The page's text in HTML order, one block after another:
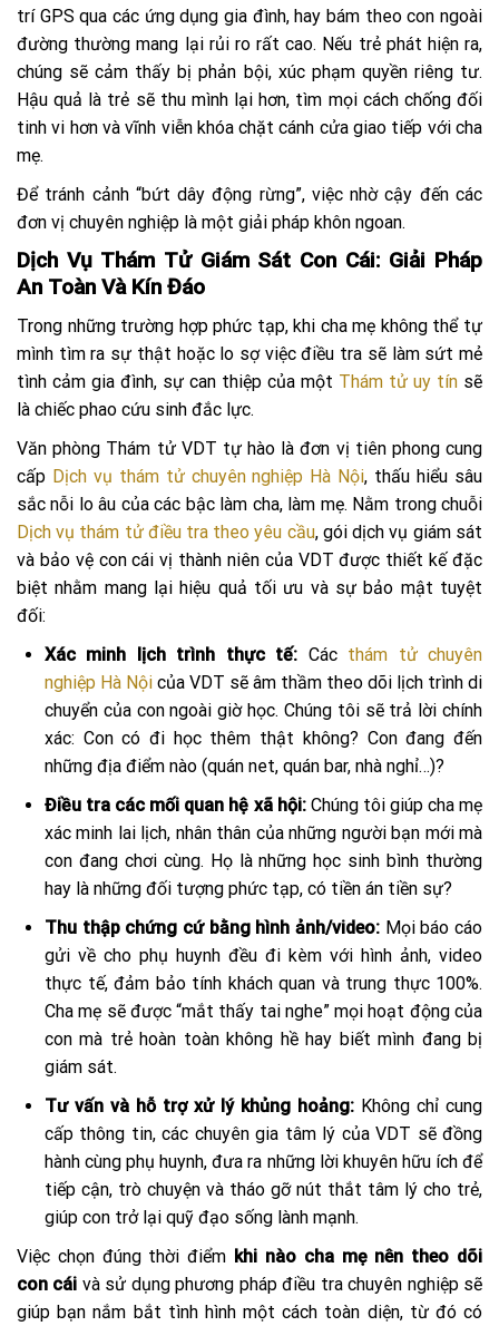
trí GPS qua các ứng dụng gia đình, hay bám theo con ngoài
đường thường mang lại rủi ro rất cao. Nếu trẻ phát hiện ra,
chúng sẽ cảm thấy bị phản bội, xúc phạm quyền riêng tư.
Hậu quả là trẻ sẽ thu mình lại hơn, tìm mọi cách chống đối
tinh vi hơn và vĩnh viễn khóa chặt cánh cửa giao tiếp với cha
mẹ.
Để tránh cảnh “bứt dây động rừng”, việc nhờ cậy đến các
đơn vị chuyên nghiệp là một giải pháp khôn ngoan.
Dịch Vụ Thám Tử Giám Sát Con Cái: Giải Pháp
An Toàn Và Kín Đáo
Trong những trường hợp phức tạp, khi cha mẹ không thể tự
mình tìm ra sự thật hoặc lo sợ việc điều tra sẽ làm sứt mẻ
tình cảm gia đình, sự can thiệp của một Thám tử uy tín sẽ
là chiếc phao cứu sinh đắc lực.
Văn phòng Thám tử VDT tự hào là đơn vị tiên phong cung
cấp Dịch vụ thám tử chuyên nghiệp Hà Nội, thấu hiểu sâu
sắc nỗi lo âu của các bậc làm cha, làm mẹ. Nằm trong chuỗi
Dịch vụ thám tử điều tra theo yêu cầu, gói dịch vụ giám sát
và bảo vệ con cái vị thành niên của VDT được thiết kế đặc
biệt nhằm mang lại hiệu quả tối ưu và sự bảo mật tuyệt
đối:
Xác minh lịch trình thực tế: Các thám tử chuyên
nghiệp Hà Nội của VDT sẽ âm thầm theo dõi lịch trình di
chuyển của con ngoài giờ học. Chúng tôi sẽ trả lời chính
xác: Con có đi học thêm thật không? Con đang đến
những địa điểm nào (quán net, quán bar, nhà nghỉ…)?
Điều tra các mối quan hệ xã hội:Chúng tôi giúp cha mẹ
xác minh lai lịch, nhân thân của những người bạn mới mà
con đang chơi cùng. Họ là những học sinh bình thường
hay là những đối tượng phức tạp, có tiền án tiền sự?
Thu thập chứng cứ bằng hình ảnh/video: Mọi báo cáo
gửi về cho phụ huynh đều đi kèm với hình ảnh, video
thực tế, đảm bảo tính khách quan và trung thực 100%.
Cha mẹ sẽ được “mắt thấy tai nghe” mọi hoạt động của
con mà trẻ hoàn toàn không hề hay biết mình đang bị
giám sát.
Tư vấn và hỗ trợ xử lý khủng hoảng: Không chỉ cung
cấp thông tin, các chuyên gia tâm lý của VDT sẽ đồng
hành cùng phụ huynh, đưa ra những lời khuyên hữu ích để
tiếp cận, trò chuyện và tháo gỡ nút thắt tâm lý cho trẻ,
giúp con trở lại quỹ đạo sống lành mạnh.
Việc chọn đúng thời điểm khi nào cha mẹ nên theo dõi
con cái và sử dụng phương pháp điều tra chuyên nghiệp sẽ
giúp bạn nắm bắt tình hình một cách toàn diện, từ đó có